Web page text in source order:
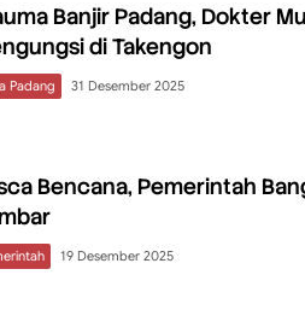
Banjir Padang, Dokter
di Takengon
Padang 31 Desember 2025
Bencana, Pemerintah
19 Desember 2025